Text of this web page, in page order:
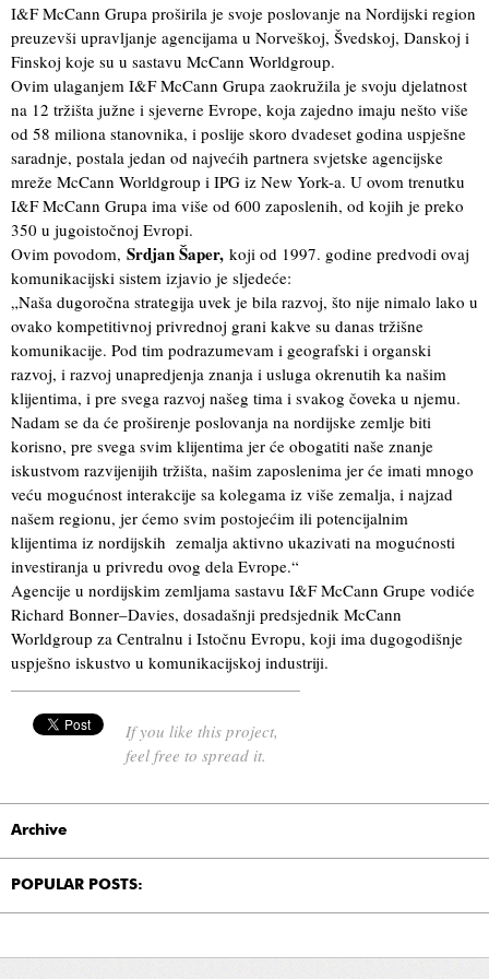
I&F McCann Grupa proširila je svoje poslovanje na Nordijski region
preuzevši upravljanje agencijama u Norveškoj, Švedskoj, Danskoj i
Finskoj koje su u sastavu McCann Worldgroup.
Ovim ulaganjem I&F McCann Grupa zaokružila je svoju djelatnost
na 12 tržišta južne i sjeverne Evrope, koja zajedno imaju nešto više
od 58 miliona stanovnika, i poslije skoro dvadeset godina uspješne
saradnje, postala jedan od najvećih partnera svjetske agencijske
mreže McCann Worldgroup i IPG iz New York-a. U ovom trenutku
I&F McCann Grupa ima više od 600 zaposlenih, od kojih je preko
350 u jugoistočnoj Evropi.
Ovim povodom, Srdjan Šaper, koji od 1997. godine predvodi ovaj
komunikacijski sistem izjavio je sljedeće:
„Naša dugoročna strategija uvek je bila razvoj, što nije nimalo lako u
ovako kompetitivnoj privrednoj grani kakve su danas tržišne
komunikacije. Pod tim podrazumevam i geografski i organski
razvoj, i razvoj unapredjenja znanja i usluga okrenutih ka našim
klijentima, i pre svega razvoj našeg tima i svakog čoveka u njemu.
Nadam se da će proširenje poslovanja na nordijske zemlje biti
korisno, pre svega svim klijentima jer će obogatiti naše znanje
iskustvom razvijenijih tržišta, našim zaposlenima jer će imati mnogo
veću mogućnost interakcije sa kolegama iz više zemalja, i najzad
našem regionu, jer ćemo svim postojećim ili potencijalnim
klijentima iz nordijskih zemalja aktivno ukazivati na mogućnosti
investiranja u privredu ovog dela Evrope.“
Agencije u nordijskim zemljama sastavu I&F McCann Grupe vodiće
Richard Bonner–Davies, dosadašnji predsjednik McCann
Worldgroup za Centralnu i Istočnu Evropu, koji ima dugogodišnje
uspješno iskustvo u komunikacijskoj industriji.
If you like this project,
feel free to spread it.
Archive
POPULAR POSTS: